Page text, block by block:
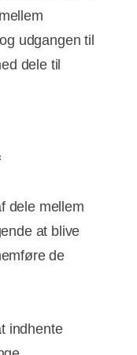
udgangen til
dele til
dele mellem
at blive
de
indhente